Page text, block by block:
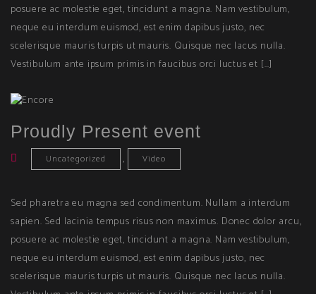
posuere ac molestie eget, tincidunt a magna. Nam vestibulum,
neque eu interdum euismod, est enim dapibus justo, nec
scelerisque mauris turpis ut mauris. Quisque nec lacus nulla.
Vestibulum ante ipsum primis in faucibus orci luctus et […]
Proudly Present event
Uncategorized , Video
Sed pharetra eu magna sed condimentum. Nullam a interdum
sapien. Sed lacinia tempus risus non maximus. Donec dolor arcu,
posuere ac molestie eget, tincidunt a magna. Nam vestibulum,
neque eu interdum euismod, est enim dapibus justo, nec
scelerisque mauris turpis ut mauris. Quisque nec lacus nulla.